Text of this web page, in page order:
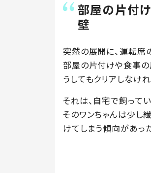
部屋の片付け
壁
突然の展開に、運転席
部屋の片付けや食事の
うしてもクリアしなけ
それは、自宅で飼って
そのワンちゃんは少し
けてしまう傾向があっ